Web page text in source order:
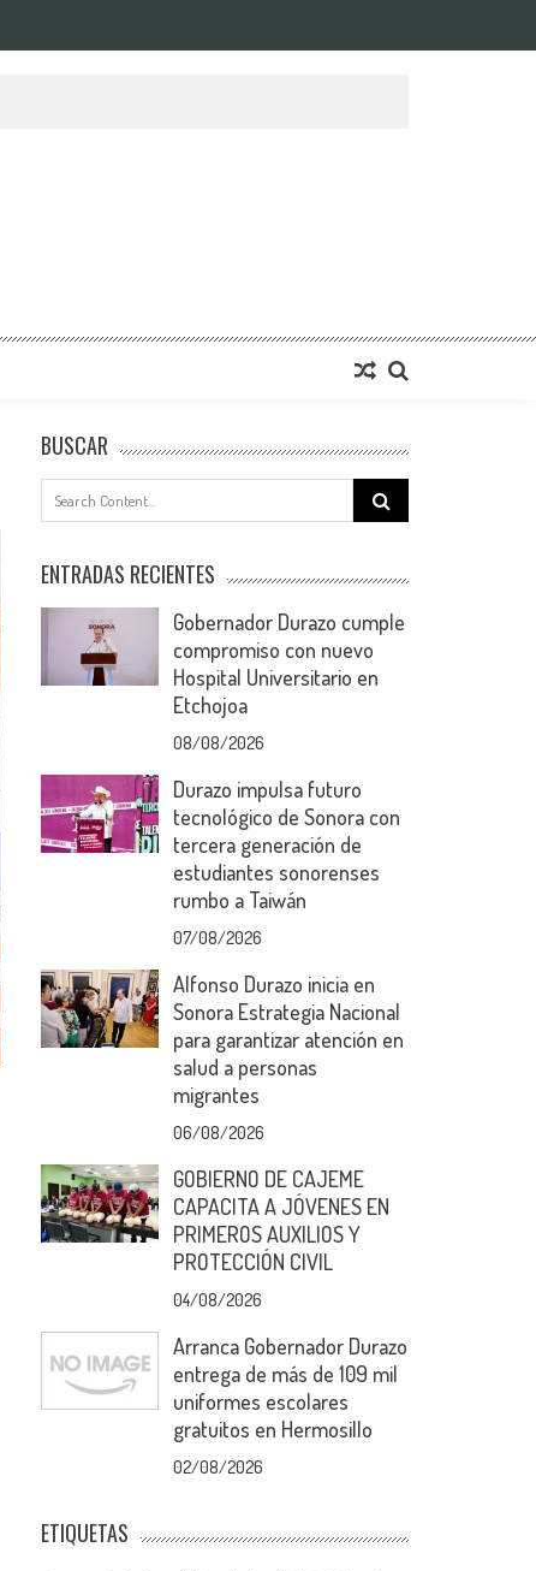
BUSCAR
Search
for:
ENTRADAS RECIENTES
Gobernador Durazo cumple
compromiso con nuevo
Hospital Universitario en
Etchojoa
08/08/2026
Durazo impulsa futuro
tecnológico de Sonora con
tercera generación de
estudiantes sonorenses
rumbo a Taiwán
07/08/2026
Alfonso Durazo inicia en
Sonora Estrategia Nacional
para garantizar atención en
salud a personas
migrantes
06/08/2026
GOBIERNO DE CAJEME
CAPACITA A JÓVENES EN
PRIMEROS AUXILIOS Y
PROTECCIÓN CIVIL
04/08/2026
Arranca Gobernador Durazo
entrega de más de 109 mil
uniformes escolares
gratuitos en Hermosillo
02/08/2026
ETIQUETAS